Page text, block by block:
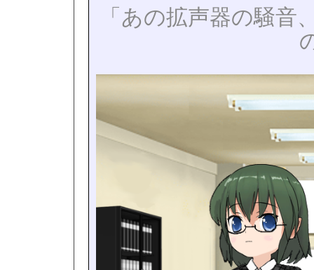
「あの拡声器の騒